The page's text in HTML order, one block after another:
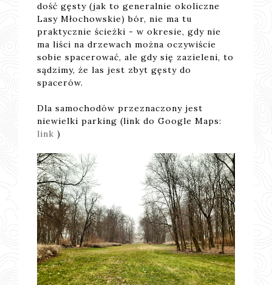
dość gęsty (jak to generalnie okoliczne
Lasy Młochowskie) bór, nie ma tu
praktycznie ścieżki - w okresie, gdy nie
ma liści na drzewach można oczywiście
sobie spacerować, ale gdy się zazieleni, to
sądzimy, że las jest zbyt gęsty do
spacerów.
Dla samochodów przeznaczony jest
niewielki parking (link do Google Maps:
link)